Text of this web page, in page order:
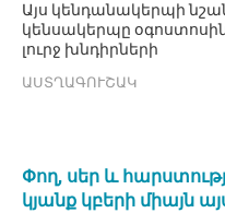
Այս կենդանակերպի
կենսակերպը
լուրջ խնդիրների
ԱՍՏՂԱԳՈՒՇԱԿ
Փող, սեր և
կյանք կբերի միայն